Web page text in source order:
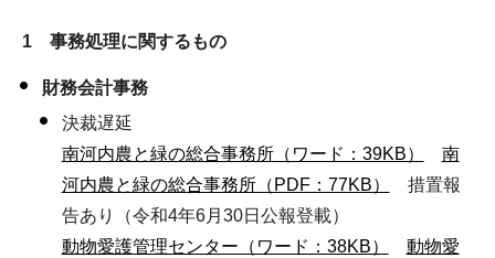
1 事務処理に関するもの
財務会計事務
決裁遅延
南河内農と緑の総合事務所（ワード：39KB）
南
河内農と緑の総合事務所（PDF：77KB）
措置報
告あり（令和4年6月30日公報登載）
動物愛護管理センター（ワード：38KB）
動物愛